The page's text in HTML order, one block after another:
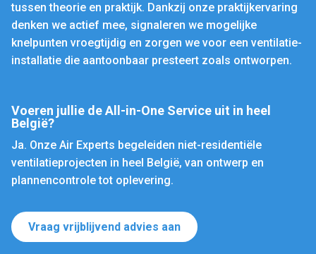
tussen theorie en praktijk. Dankzij onze praktijkervaring
denken we actief mee, signaleren we mogelijke
knelpunten vroegtijdig en zorgen we voor een ventilatie-
installatie die aantoonbaar presteert zoals ontworpen.
Voeren jullie de All-in-One Service uit in heel
België?
Ja. Onze Air Experts begeleiden niet-residentiële
ventilatieprojecten in heel België, van ontwerp en
plannencontrole tot oplevering.
Vraag vrijblijvend advies aan